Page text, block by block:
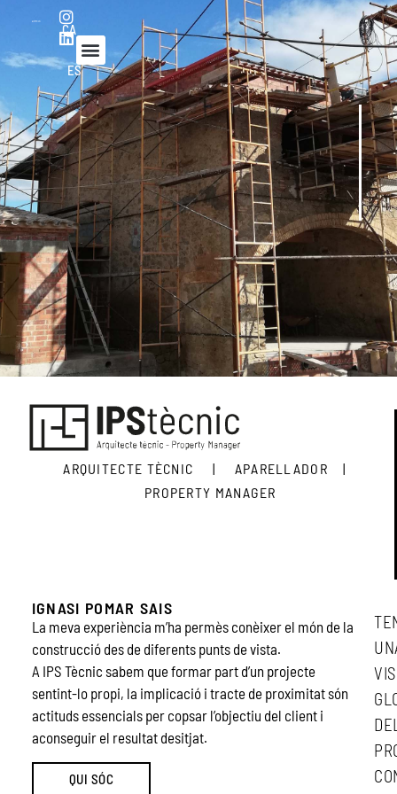
CA
ES
ARQUITECTE TÈCNIC | APARELLADOR |
PROPERTY MANAGER
IGNASI POMAR SAIS
La meva experiència m’ha permès conèixer el món de la
construcció des de diferents punts de vista.
A IPS Tècnic sabem que formar part d’un projecte
sentint-lo propi, la implicació i tracte de proximitat són
actituds essencials per copsar l’objectiu del client i
aconseguir el resultat desitjat.
QUI SÓC